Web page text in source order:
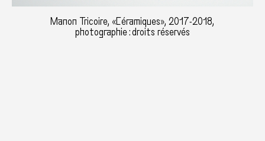
Manon Tricoire, «Céramiques», 2017-2018,
photographie : droits réservés